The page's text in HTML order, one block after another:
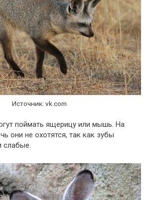
Источник: vk.com
поймать ящерицу или мышь. На
они не охотятся, так как зубы
слабые.